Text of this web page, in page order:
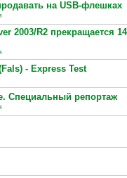
на USB-флешках
2003/R2 прекращается
- Express Test
Специальный репортаж